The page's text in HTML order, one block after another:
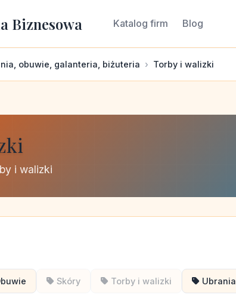
Biznesowa Katalog firm Blog
obuwie, galanteria, biżuteria Torby i walizki
i walizki
Skóry Torby i walizki Ubrania